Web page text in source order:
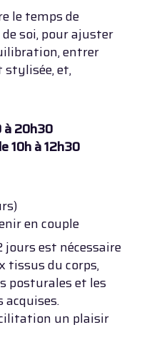
le temps de
soi, pour ajuster
entrer
stylisée, et,
à 20h30
10h à 12h30
en couple
jours est nécessaire
tissus du corps,
posturales et les
un plaisir